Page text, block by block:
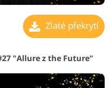
Zlaté překrytí
"Allure z the Future"